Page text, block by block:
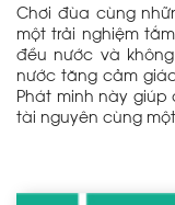
Chơi đùa cùng
một trải nghiệm
đều nước và
nước tăng cảm
Phát minh này
tài nguyên cùng